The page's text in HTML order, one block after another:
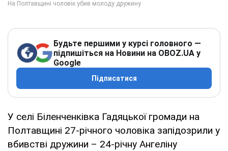
Будьте першими у курсі головного —
підпишіться на Новини на OBOZ.UA у
Google
Підписатися
У селі Біленченківка Гадяцької громади на
Полтавщині 27-річного чоловіка запідозрили у
вбивстві дружини – 24-річну Ангеліну